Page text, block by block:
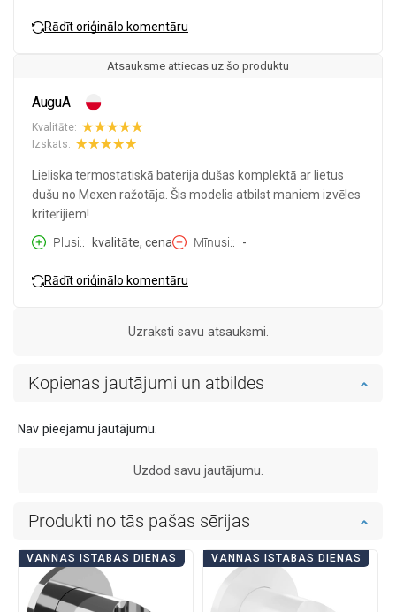
Rādīt oriģinālo komentāru
Atsauksme attiecas uz šo produktu
AuguA
Kvalitāte:
Izskats:
Lieliska termostatiskā baterija dušas komplektā ar lietus
dušu no Mexen ražotāja. Šis modelis atbilst maniem izvēles
kritērijiem!
Plusi:
kvalitāte, cena Mīnusi: -
Rādīt oriģinālo komentāru
Uzraksti savu atsauksmi.
Kopienas jautājumi un atbildes
Nav pieejamu jautājumu.
Uzdod savu jautājumu.
Produkti no tās pašas sērijas
VANNAS ISTABAS DIENAS VANNAS ISTABAS DIENAS